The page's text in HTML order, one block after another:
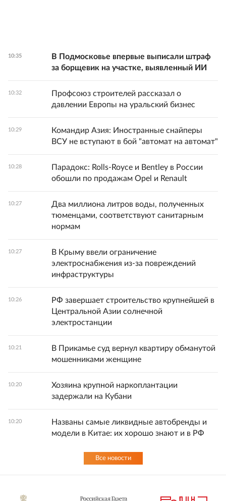
10:35
В Подмосковье впервые выписали штраф
за борщевик на участке, выявленный ИИ
10:32
Профсоюз строителей рассказал о
давлении Европы на уральский бизнес
10:29
Командир Азия: Иностранные снайперы
ВСУ не вступают в бой "автомат на автомат"
10:28
Парадокс: Rolls-Royce и Bentley в России
обошли по продажам Opel и Renault
10:27
Два миллиона литров воды, полученных
тюменцами, соответствуют санитарным
нормам
10:27
В Крыму ввели ограничение
электроснабжения из-за повреждений
инфраструктуры
10:26
РФ завершает строительство крупнейшей в
Центральной Азии солнечной
электростанции
10:21
В Прикамье суд вернул квартиру обманутой
мошенниками женщине
10:20
Хозяина крупной наркоплантации
задержали на Кубани
10:20
Названы самые ликвидные автобренды и
модели в Китае: их хорошо знают и в РФ
Все новости